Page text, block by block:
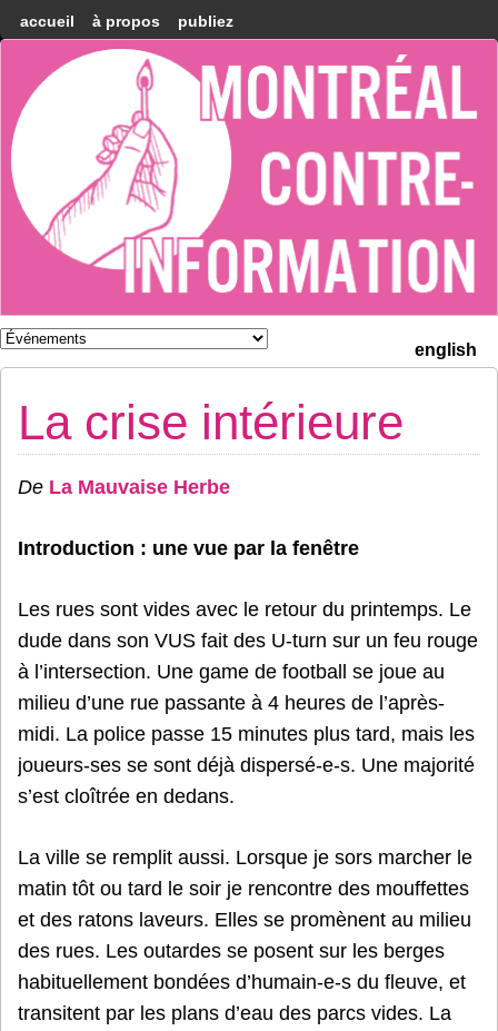
accueil à propos publiez
Montréal
Counter-
information
english
La crise intérieure
De La Mauvaise Herbe
Introduction : une vue par la fenêtre
Les rues sont vides avec le retour du printemps. Le
dude dans son VUS fait des U-turn sur un feu rouge
à l’intersection. Une game de football se joue au
milieu d’une rue passante à 4 heures de l’après-
midi. La police passe 15 minutes plus tard, mais les
joueurs-ses se sont déjà dispersé-e-s. Une majorité
s’est cloîtrée en dedans.
La ville se remplit aussi. Lorsque je sors marcher le
matin tôt ou tard le soir je rencontre des mouffettes
et des ratons laveurs. Elles se promènent au milieu
des rues. Les outardes se posent sur les berges
habituellement bondées d’humain-e-s du fleuve, et
transitent par les plans d’eau des parcs vides. La